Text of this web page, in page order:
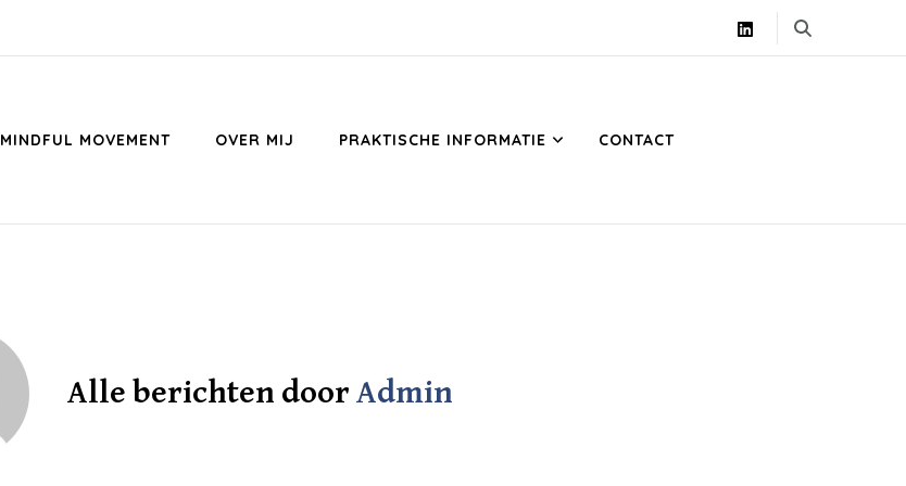
MINDFUL MOVEMENT OVER MIJ PRAKTISCHE INFORMATIE CONTACT
Alle berichten door Admin